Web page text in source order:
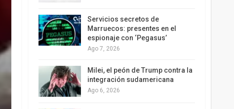
Servicios secretos de
Marruecos: presentes en el
espionaje con ‘Pegasus’
Ago 7, 2026
Milei, el peón de Trump contra la
integración sudamericana
Ago 6, 2026